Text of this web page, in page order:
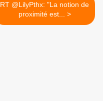
RT @LilyPthx: "La notion de
proximité est... >